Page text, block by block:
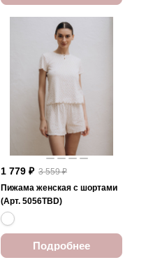
1 779 ₽ 3 559 ₽
Пижама женская с шортами
(Арт. 5056TBD)
Подробнее